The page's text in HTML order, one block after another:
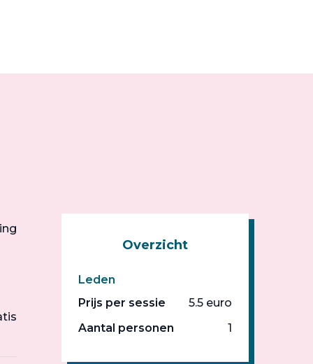
Overzicht
Leden
Prijs per sessie
5.5 euro
Aantal personen
1